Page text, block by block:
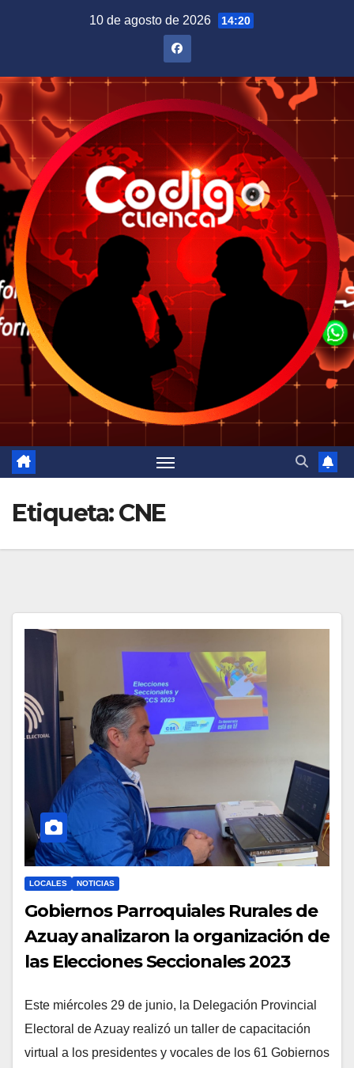
10 de agosto de 2026 14:20
Etiqueta:CNE
LOCALES NOTICIAS
Gobiernos Parroquiales Rurales de
Azuay analizaron la organización de
las Elecciones Seccionales 2023
Este miércoles 29 de junio, la Delegación Provincial
Electoral de Azuay realizó un taller de capacitación
virtual a los presidentes y vocales de los 61 Gobiernos